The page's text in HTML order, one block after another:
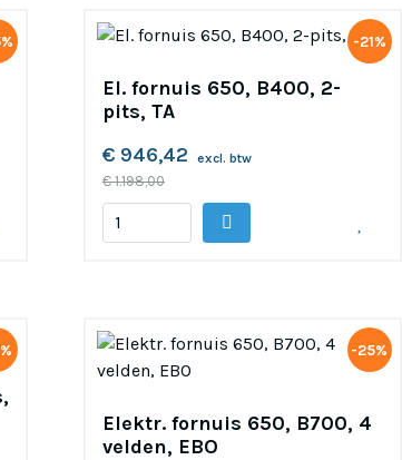
-21%
El. fornuis 650, B400, 2-
pits, TA
€ 946,42
excl. btw
€ 1.198,00
-25%
Elektr. fornuis 650, B700, 4
velden, EBO